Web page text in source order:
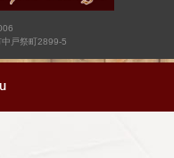
戸祭町2899-5